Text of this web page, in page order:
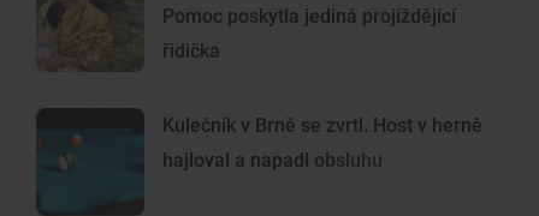
Pomoc poskytla jediná projíždějící
řidička
Kulečník v Brně se zvrtl. Host v herně
hajloval a napadl obsluhu